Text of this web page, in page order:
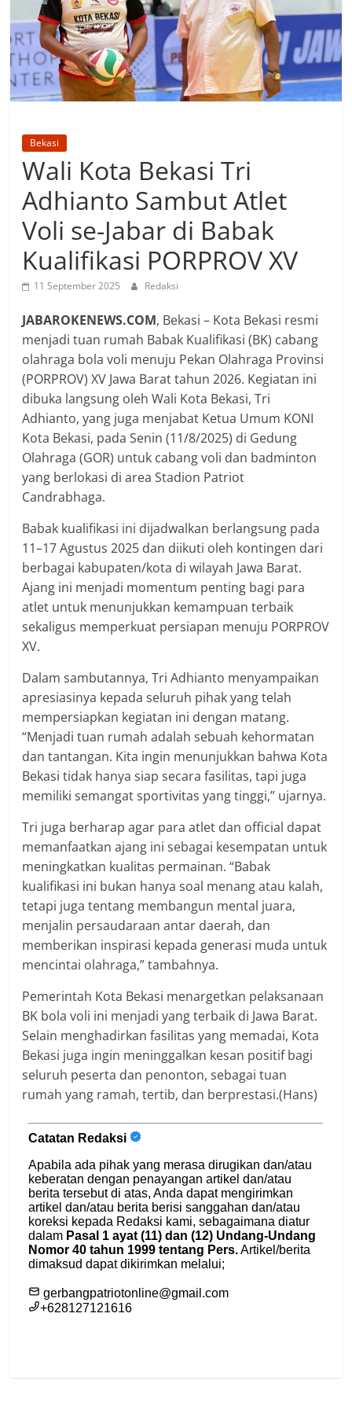
Bekasi
Wali Kota Bekasi Tri
Adhianto Sambut Atlet
Voli se-Jabar di Babak
Kualifikasi PORPROV XV
11 September 2025 Redaksi
JABAROKENEWS.COM, Bekasi – Kota Bekasi resmi
menjadi tuan rumah Babak Kualifikasi (BK) cabang
olahraga bola voli menuju Pekan Olahraga Provinsi
(PORPROV) XV Jawa Barat tahun 2026. Kegiatan ini
dibuka langsung oleh Wali Kota Bekasi, Tri
Adhianto, yang juga menjabat Ketua Umum KONI
Kota Bekasi, pada Senin (11/8/2025) di Gedung
Olahraga (GOR) untuk cabang voli dan badminton
yang berlokasi di area Stadion Patriot
Candrabhaga.
Babak kualifikasi ini dijadwalkan berlangsung pada
11–17 Agustus 2025 dan diikuti oleh kontingen dari
berbagai kabupaten/kota di wilayah Jawa Barat.
Ajang ini menjadi momentum penting bagi para
atlet untuk menunjukkan kemampuan terbaik
sekaligus memperkuat persiapan menuju PORPROV
XV.
Dalam sambutannya, Tri Adhianto menyampaikan
apresiasinya kepada seluruh pihak yang telah
mempersiapkan kegiatan ini dengan matang.
“Menjadi tuan rumah adalah sebuah kehormatan
dan tantangan. Kita ingin menunjukkan bahwa Kota
Bekasi tidak hanya siap secara fasilitas, tapi juga
memiliki semangat sportivitas yang tinggi,” ujarnya.
Tri juga berharap agar para atlet dan official dapat
memanfaatkan ajang ini sebagai kesempatan untuk
meningkatkan kualitas permainan. “Babak
kualifikasi ini bukan hanya soal menang atau kalah,
tetapi juga tentang membangun mental juara,
menjalin persaudaraan antar daerah, dan
memberikan inspirasi kepada generasi muda untuk
mencintai olahraga,” tambahnya.
Pemerintah Kota Bekasi menargetkan pelaksanaan
BK bola voli ini menjadi yang terbaik di Jawa Barat.
Selain menghadirkan fasilitas yang memadai, Kota
Bekasi juga ingin meninggalkan kesan positif bagi
seluruh peserta dan penonton, sebagai tuan
rumah yang ramah, tertib, dan berprestasi.(Hans)